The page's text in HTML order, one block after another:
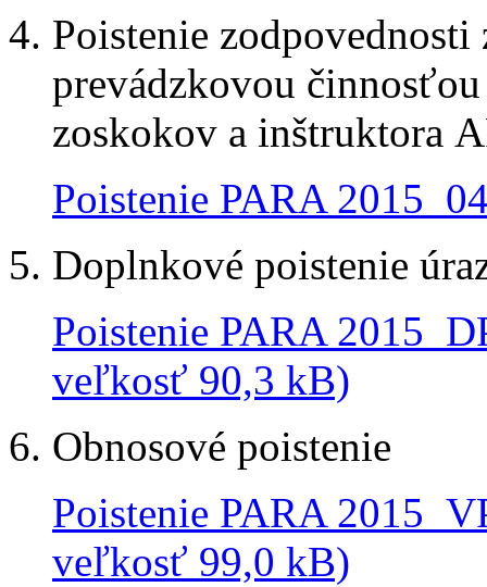
Poistenie zodpovednosti
prevádzkovou
zoskokov a inštruktora
Poistenie PARA
Doplnkové poistenie
Poistenie PARA
veľkosť 90,3 kB)
Obnosové poistenie
Poistenie PARA
veľkosť 99,0 kB)